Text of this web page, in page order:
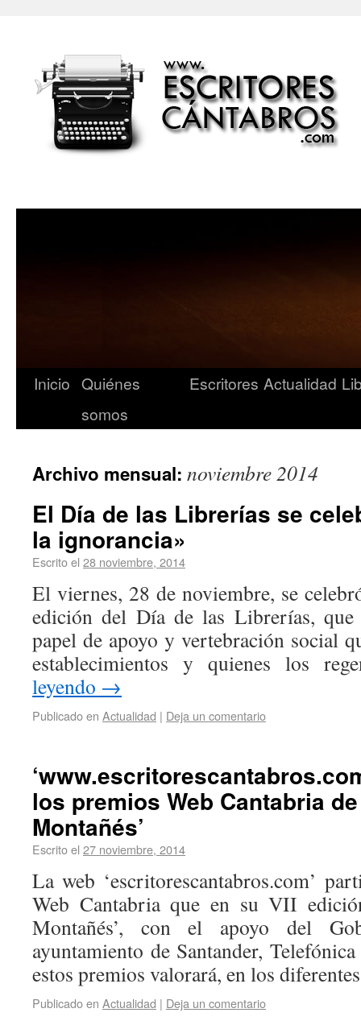
Inicio Quiénes
somos
Escritores Actualidad
Archivo mensual: noviembre 2014
El Día de las Librerías se
la ignorancia»
Escrito el 28 noviembre, 2014
El viernes, 28 de noviembre, se
edición del Día de las Librerías,
papel de apoyo y vertebración social
establecimientos y quienes los
leyendo →
Publicado en Actualidad | Deja un comentario
los premios Web Cantabria
Montañés’
Escrito el 27 noviembre, 2014
La web ‘escritorescantabros.com’
Web Cantabria que en su VII
Montañés’, con el apoyo del
ayuntamiento de Santander,
estos premios valorará, en los
Publicado en Actualidad | Deja un comentario